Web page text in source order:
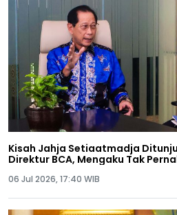
Kisah Jahja Setiaatmadja
Direktur BCA, Mengaku Tak
06 Jul 2026, 17:40 WIB